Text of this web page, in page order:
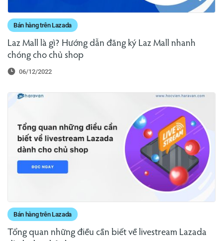
Bán hàng trên Lazada
Laz Mall là gì? Hướng dẫn đăng ký Laz Mall nhanh
chóng cho chủ shop
06/12/2022
Bán hàng trên Lazada
Tổng quan những điều cần biết về livestream Lazada